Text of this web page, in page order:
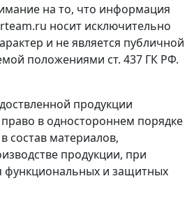
на то, что информация
носит исключительно
и не является публичной
положениями ст. 437 ГК РФ.
продукции
в одностороннем порядке
состав материалов,
продукции, при
функциональных и защитных